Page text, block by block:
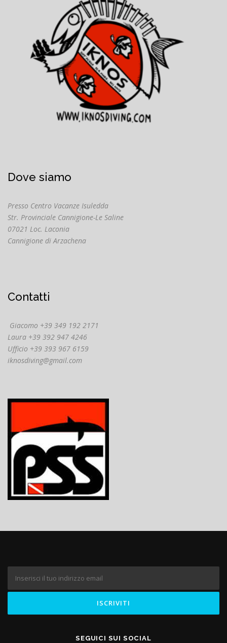
Dove siamo
Presso Centro Vacanze Isuledda
Str. Provinciale Cannigione-Le Saline
07021 Loc. Laconia
Cannigione di Arzachena
Contatti
Giacomo +39 349 192 2171
Laura +39 392 947 4246
Ufficio +39 393 967 6159
iknosdiving@gmail.com
SEGUICI SUI SOCIAL